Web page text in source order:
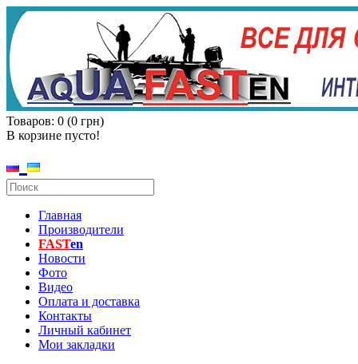
Товаров: 0 (0 грн)
В корзине пусто!
Главная
Производители
FASTen
Новости
Фото
Видео
Оплата и доставка
Контакты
Личный кабинет
Мои закладки